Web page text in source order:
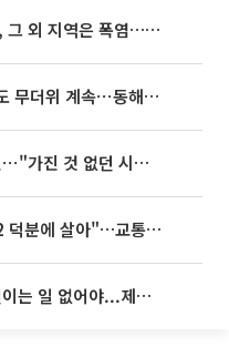
동해안은 시간당 80㎜ 폭우, 그 외 지역은 폭염…‘극과 극 날씨’
[내일 날씨] 폭염 한풀 꺾여도 무더위 계속⋯동해안 이틀 연속 비
임영웅, 어느덧 데뷔 10주년⋯"가진 것 없던 시절, 내 앞엔 20명의 팬뿐"
'굿 윌 헌팅' 배우 "기아 EV2 덕분에 살아"…교통사고 후 안전성 극찬
李대통령 “청년이 결혼 망설이는 일 없어야...제도상 불이익 조사”